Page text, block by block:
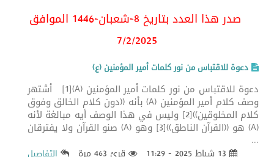
صدر هذا العدد بتاريخ 8-شعبان-1446 الموافق
7/2/2025
دعوة للاقتباس من نور كلمات أمير المؤمنين (ع)
دعوة للاقتباس من نور كلمات أمير المؤمنين (A)[1] أشتهر
وصف كلام أمير المؤمنين (A) بأنه ((دون كلام الخالق وفوق
كلام المخلوقين))[2] وليس في هذا الوصف أيه مبالغة لأنه
(A) هو ((القرآن الناطق))[3] وهو (A) صنو القرآن ولا يفترقان
...
قرئ 463 مرة التفاصيل